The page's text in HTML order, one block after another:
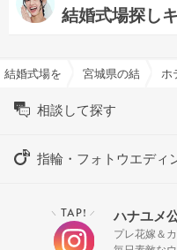
結婚式場探し
結婚式場を探すならハナユメ
宮城県の結婚式場
ホ
相談して探す
指輪・フォトウエディ
＼ TAP! ／ ハナユメ
プレ花嫁＆